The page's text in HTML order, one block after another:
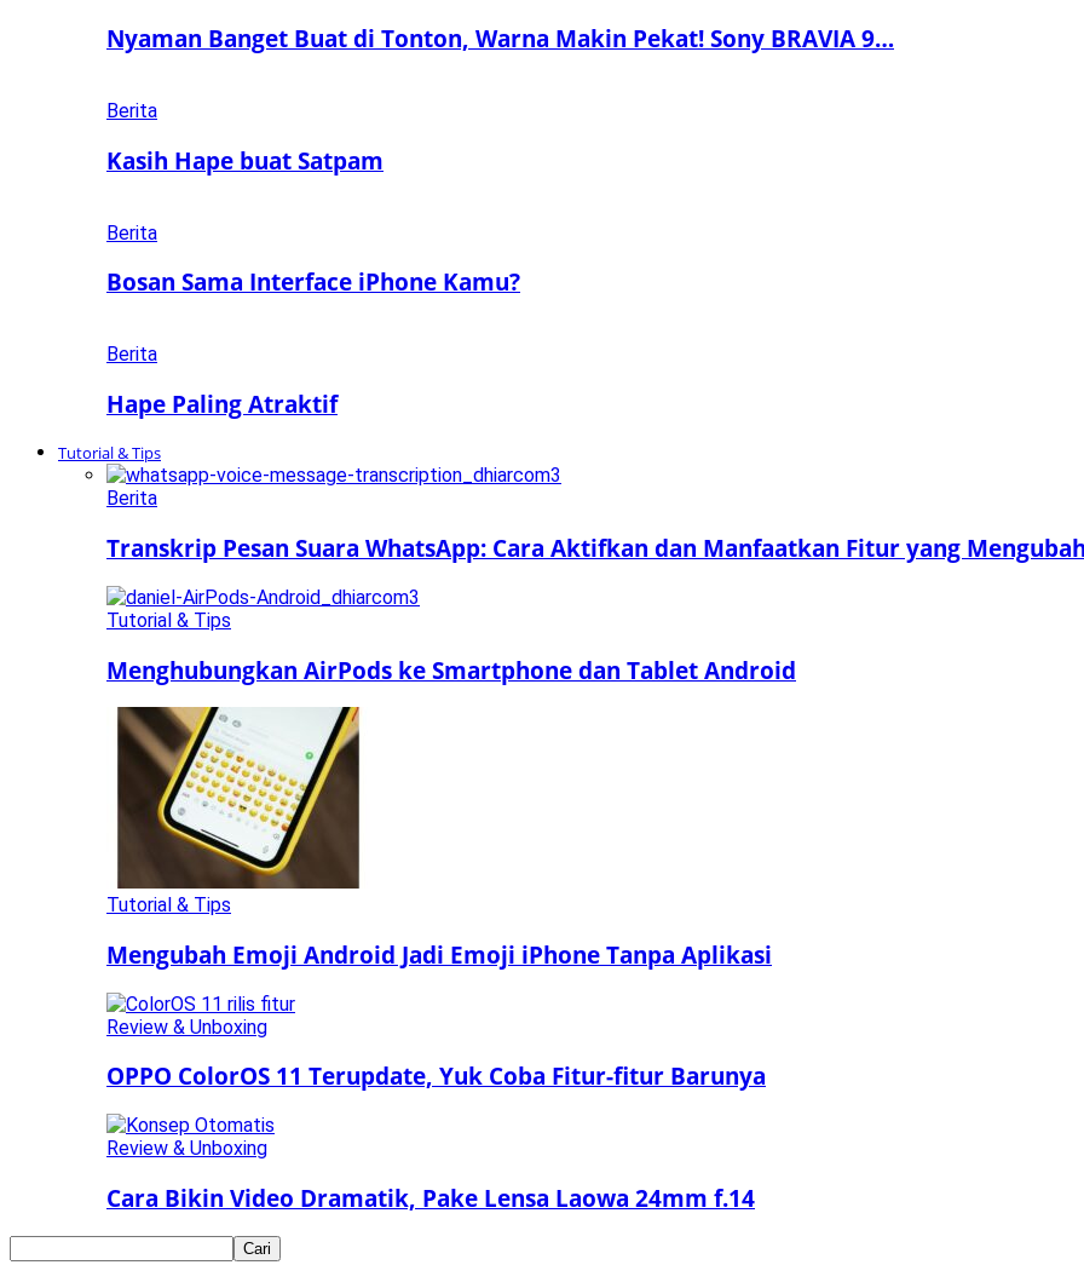
Nyaman Banget Buat di Tonton, Warna Makin Pekat! Sony BRAVIA 9…
Berita
Kasih Hape buat Satpam
Berita
Bosan Sama Interface iPhone Kamu?
Berita
Hape Paling Atraktif
Tutorial & Tips
Berita
Transkrip Pesan Suara WhatsApp: Cara Aktifkan dan Manfaatkan Fitur yang
Tutorial & Tips
Menghubungkan AirPods ke Smartphone dan Tablet Android
Tutorial & Tips
Mengubah Emoji Android Jadi Emoji iPhone Tanpa Aplikasi
Review & Unboxing
OPPO ColorOS 11 Terupdate, Yuk Coba Fitur-fitur Barunya
Review & Unboxing
Cara Bikin Video Dramatik, Pake Lensa Laowa 24mm f.14